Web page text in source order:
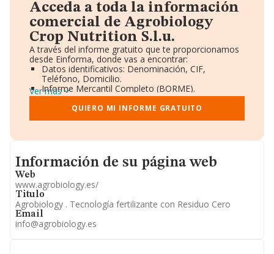
Acceda a toda la información
comercial de Agrobiology
Crop Nutrition S.l.u.
A través del informe gratuito que te proporcionamos
desde Einforma, donde vas a encontrar:
Datos identificativos: Denominación, CIF,
Teléfono, Domicilio.
Informe Mercantil Completo (BORME).
Gráficos de Evolución Ventas y Empleados.
Consejo de Administración y Administradores.
Directivos y Ejecutivos.
Información oficial y registral complementaria.
Ver más
QUIERO MI INFORME GRATUITO
Informacion de su página web
Información de su página web
Web
www.agrobiology.es/
Titulo
Agrobiology . Tecnología fertilizante con Residuo Cero
Email
info@agrobiology.es